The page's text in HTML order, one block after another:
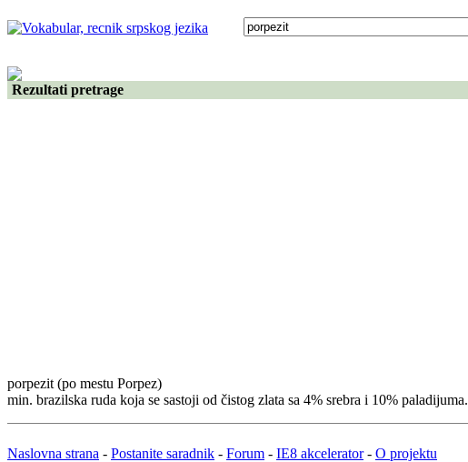
Rezultati pretrage
porpezit (po mestu Porpez)
min. brazilska ruda koja se sastoji od čistog zlata sa 4% srebra i 10% paladijuma.
Naslovna strana - Postanite saradnik - Forum - IE8 akcelerator- O projektu